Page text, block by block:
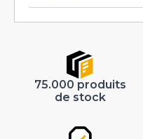
75.000 produits
de stock